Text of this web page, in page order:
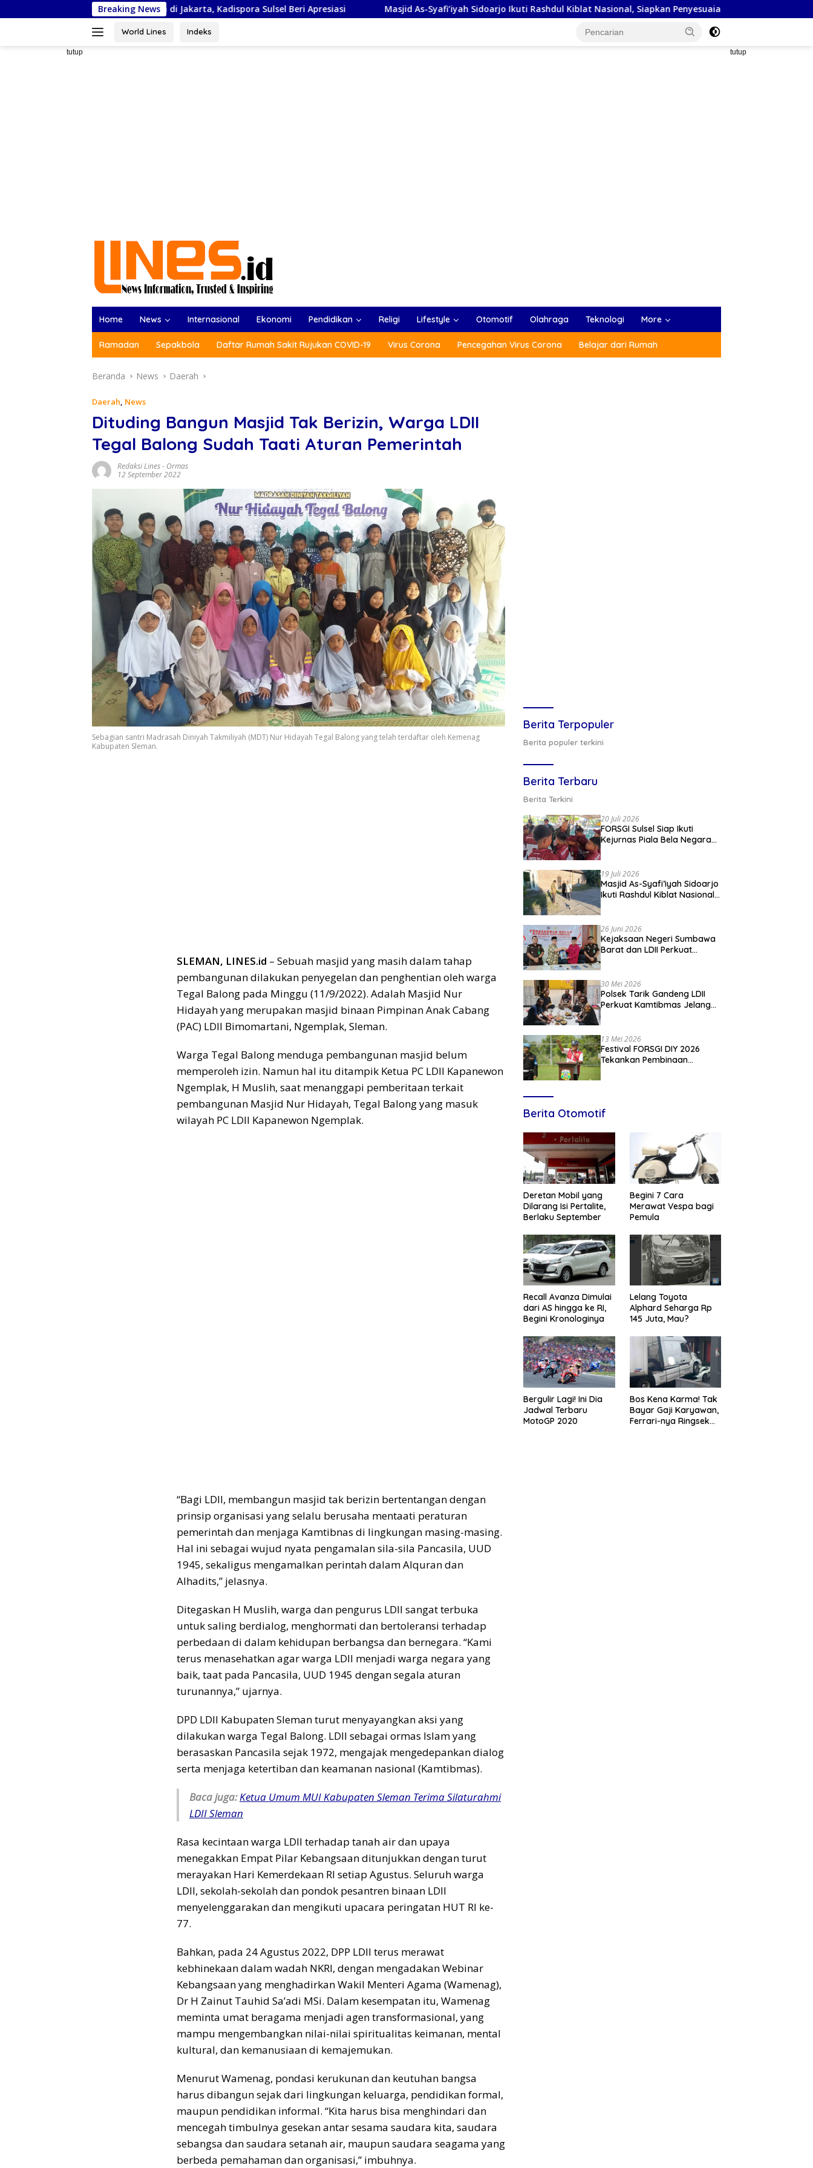
ke
Breaking News
Piala Bela Negara di Jakarta, Kadispora Sulsel Beri Apresiasi Masjid As-Syafi’iyah Sidoarjo Ikuti Rashdul Kiblat Nasional, Siapkan Penyesuaian Arah Kiblat
World Lines Indeks
tutup tutup
Home News Internasional Ekonomi Pendidikan Religi Lifestyle Otomotif Olahraga Teknologi More
Ramadan Sepakbola Daftar Rumah Sakit Rujukan COVID-19 Virus Corona Pencegahan Virus Corona Belajar dari Rumah
Beranda News Daerah
Daerah, News
Dituding Bangun Masjid Tak Berizin, Warga LDII
Tegal Balong Sudah Taati Aturan Pemerintah
Redaksi Lines- Ormas
12 September 2022
Sebagian santri Madrasah Diniyah Takmiliyah (MDT) Nur Hidayah Tegal Balong yang telah terdaftar oleh Kemenag
Kabupaten Sleman.
SLEMAN, LINES.id – Sebuah masjid yang masih dalam tahap
pembangunan dilakukan penyegelan dan penghentian oleh warga
Tegal Balong pada Minggu (11/9/2022). Adalah Masjid Nur
Hidayah yang merupakan masjid binaan Pimpinan Anak Cabang
(PAC) LDII Bimomartani, Ngemplak, Sleman.
Warga Tegal Balong menduga pembangunan masjid belum
memperoleh izin. Namun hal itu ditampik Ketua PC LDII Kapanewon
Ngemplak, H Muslih, saat menanggapi pemberitaan terkait
pembangunan Masjid Nur Hidayah, Tegal Balong yang masuk
wilayah PC LDII Kapanewon Ngemplak.
“Bagi LDII, membangun masjid tak berizin bertentangan dengan
prinsip organisasi yang selalu berusaha mentaati peraturan
pemerintah dan menjaga Kamtibnas di lingkungan masing-masing.
Hal ini sebagai wujud nyata pengamalan sila-sila Pancasila, UUD
1945, sekaligus mengamalkan perintah dalam Alquran dan
Alhadits,” jelasnya.
Ditegaskan H Muslih, warga dan pengurus LDII sangat terbuka
untuk saling berdialog, menghormati dan bertoleransi terhadap
perbedaan di dalam kehidupan berbangsa dan bernegara. “Kami
terus menasehatkan agar warga LDII menjadi warga negara yang
baik, taat pada Pancasila, UUD 1945 dengan segala aturan
turunannya,” ujarnya.
DPD LDII Kabupaten Sleman turut menyayangkan aksi yang
dilakukan warga Tegal Balong. LDII sebagai ormas Islam yang
berasaskan Pancasila sejak 1972, mengajak mengedepankan dialog
serta menjaga ketertiban dan keamanan nasional (Kamtibmas).
Baca juga:Ketua Umum MUI Kabupaten Sleman Terima Silaturahmi
LDII Sleman
Rasa kecintaan warga LDII terhadap tanah air dan upaya
menegakkan Empat Pilar Kebangsaan ditunjukkan dengan turut
merayakan Hari Kemerdekaan RI setiap Agustus. Seluruh warga
LDII, sekolah-sekolah dan pondok pesantren binaan LDII
menyelenggarakan dan mengikuti upacara peringatan HUT RI ke-
77.
Bahkan, pada 24 Agustus 2022, DPP LDII terus merawat
kebhinekaan dalam wadah NKRI, dengan mengadakan Webinar
Kebangsaan yang menghadirkan Wakil Menteri Agama (Wamenag),
Dr H Zainut Tauhid Sa’adi MSi. Dalam kesempatan itu, Wamenag
meminta umat beragama menjadi agen transformasional, yang
mampu mengembangkan nilai-nilai spiritualitas keimanan, mental
kultural, dan kemanusiaan di kemajemukan.
Menurut Wamenag, pondasi kerukunan dan keutuhan bangsa
harus dibangun sejak dari lingkungan keluarga, pendidikan formal,
maupun pendidikan informal. “Kita harus bisa menghindari dan
mencegah timbulnya gesekan antar sesama saudara kita, saudara
sebangsa dan saudara setanah air, maupun saudara seagama yang
berbeda pemahaman dan organisasi,” imbuhnya.
Berita Terpopuler
Berita populer terkini
Berita Terbaru
Berita Terkini
20 Juli 2026
FORSGI Sulsel Siap Ikuti
Kejurnas Piala Bela Negara
19 Juli 2026
Masjid As-Syafi’iyah Sidoarjo
Ikuti Rashdul Kiblat Nasional,
26 Juni 2026
Kejaksaan Negeri Sumbawa
Barat dan LDII Perkuat
Empat Pilar Kebangsaan
30 Mei 2026
Polsek Tarik Gandeng LDII
Perkuat Kamtibmas Jelang
13 Mei 2026
Festival FORSGI DIY 2026
Tekankan Pembinaan
Berita Otomotif
Deretan Mobil yang
Dilarang Isi Pertalite,
Berlaku September
Begini 7 Cara
Merawat Vespa bagi
Pemula
Recall Avanza Dimulai
dari AS hingga ke RI,
Begini Kronologinya
Lelang Toyota
Alphard Seharga Rp
145 Juta, Mau?
Bergulir Lagi! Ini Dia
Jadwal Terbaru
MotoGP 2020
Bos Kena Karma! Tak
Bayar Gaji Karyawan,
Ferrari-nya Ringsek